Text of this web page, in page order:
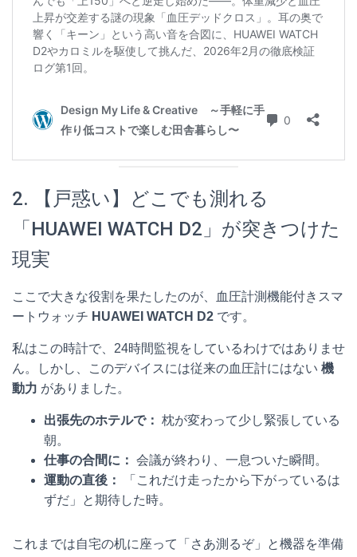
2. 【戸惑い】どこでも測れる
「HUAWEI WATCH D2」が突きつけた
現実
ここで大きな役割を果たしたのが、血圧計測機能付きスマ
ートウォッチ HUAWEI WATCH D2 です。
私はこの時計で、24時間監視をしているわけではありませ
ん。しかし、このデバイスには従来の血圧計にはない 機
動力 がありました。
出張先のホテルで： 枕が変わって少し緊張している
朝。
仕事の合間に： 会議が終わり、一息ついた瞬間。
運動の直後：
「これだけ走ったから下がっているは
ずだ」と期待した時。
これまでは自宅の机に座って「さあ測るぞ」と機器を準備